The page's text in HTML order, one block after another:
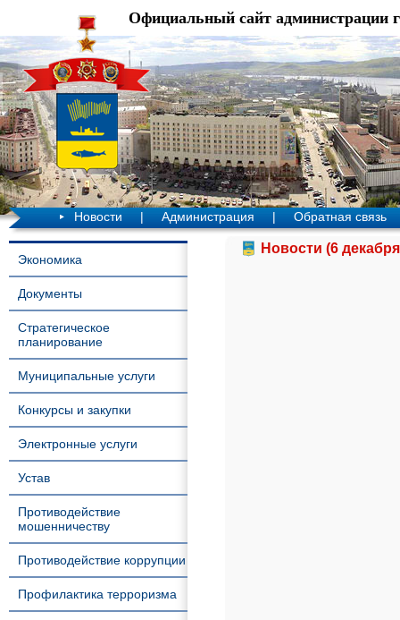
Официальный сайт администрации
Новости | Администрация | Обратная связь
Экономика
Документы
Стратегическое
планирование
Муниципальные услуги
Конкурсы и закупки
Электронные услуги
Устав
Противодействие
мошенничеству
Противодействие коррупции
Профилактика терроризма
Новости (6